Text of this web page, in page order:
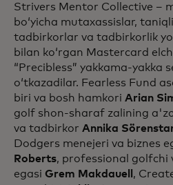
Strivers Mentor Collective –
boʻyicha mutaxassislar, taniqli
tadbirkorlar va tadbirkorlik
bilan koʻrgan Mastercard
“Precibless” yakkama-yakka
oʻtkazadilar. Fearless Fund
biri va bosh hamkori Arian
golf shon-sharaf zalining
va tadbirkor Annika
Dodgers menejeri va biznes
Roberts, professional golfchi
egasi Grem Makdauell ,